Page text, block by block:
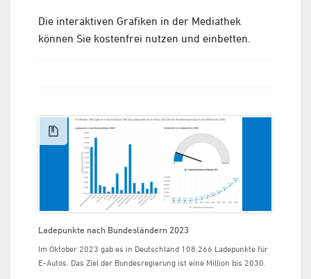
Die interaktiven Grafiken in der Mediathek
können Sie kostenfrei nutzen und einbetten.
Ladepunkte nach Bundesländern 2023
Im Oktober 2023 gab es in Deutschland 108.266 Ladepunkte für
E-Autos. Das Ziel der Bundesregierung ist eine Million bis 2030.